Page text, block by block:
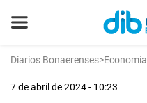
Diarios Bonaerenses>Economía
7 de abril de 2024 - 10:23